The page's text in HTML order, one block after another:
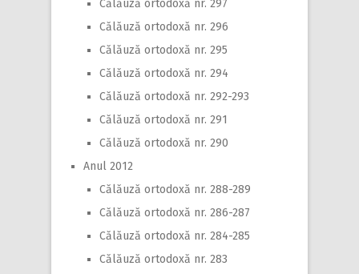
Călăuză ortodoxă nr. 297
Călăuză ortodoxă nr. 296
Călăuză ortodoxă nr. 295
Călăuză ortodoxă nr. 294
Călăuză ortodoxă nr. 292-293
Călăuză ortodoxă nr. 291
Călăuză ortodoxă nr. 290
Anul 2012
Călăuză ortodoxă nr. 288-289
Călăuză ortodoxă nr. 286-287
Călăuză ortodoxă nr. 284-285
Călăuză ortodoxă nr. 283